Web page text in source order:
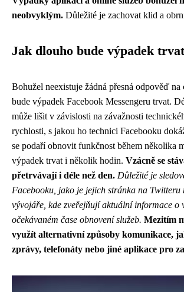
neobvyklým. Důležité je zachovat klid a
Jak dlouho bude výpadek
Bohužel neexistuje žádná přesná odpověď
bude výpadek Facebook Messengeru trvat.
může lišit v závislosti na závažnosti
rychlosti, s jakou ho technici Facebooku
se podaří obnovit funkčnost během několika
výpadek trvat i několik hodin. Vzácně se
přetrvávají i déle než den. Důležité je
Facebooku, jako je jejich stránka na Twitteru
vývojáře, kde zveřejňují aktuální informace o
očekávaném čase obnovení služeb. Mezitím
využít alternativní způsoby komunikace,
zprávy, telefonáty nebo jiné aplikace pro